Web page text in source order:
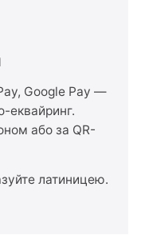
Google Pay —
еквайринг.
або за QR-
латиницею.